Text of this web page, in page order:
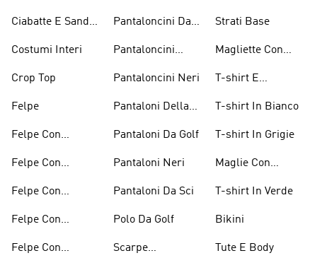
Ciabatte E Sandali
Costumi Interi
Crop Top
Felpe
Felpe Con
Bordeaux
Felpe Con
Felpe Con
Felpe Con
Felpe Con
Pantaloncini Da
Pantaloncini
Ginocchio
Pantaloncini Neri
Pantaloni Della
Pantaloni Da Golf
Pantaloni Neri
Pantaloni Da Sci
Polo Da Golf
Scarpe
Strati Base
Magliette Con
T-shirt E
Arancioni
T-shirt In Bianco
T-shirt In Grigie
Maglie Con
T-shirt In Verde
Bikini
Tute E Body